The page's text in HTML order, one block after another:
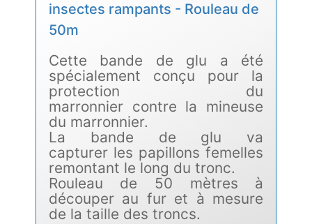
insectes rampants - Rouleau de
50m
Cette bande de glu a été
spécialement conçu pour la
protection du
marronnier contre la mineuse
du marronnier.
La bande de glu va
capturer les papillons femelles
remontant le long du tronc.
Rouleau de 50 mètres à
découper au fur et à mesure
de la taille des troncs.